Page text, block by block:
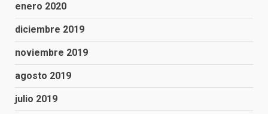
enero 2020
diciembre 2019
noviembre 2019
agosto 2019
julio 2019